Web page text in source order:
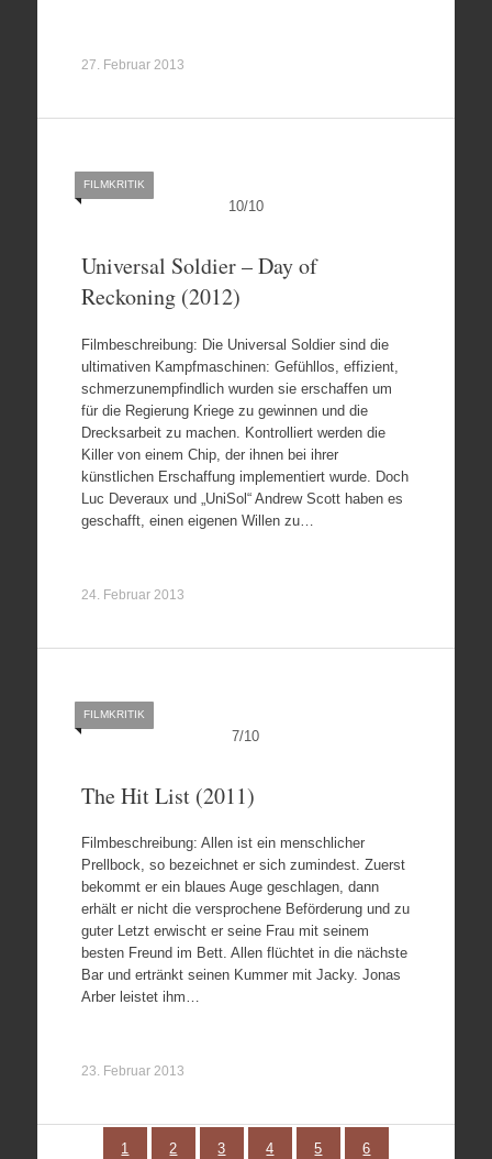
27. Februar 2013
10/10
FILMKRITIK
Universal Soldier – Day of
Reckoning (2012)
Filmbeschreibung: Die Universal Soldier sind die
ultimativen Kampfmaschinen: Gefühllos, effizient,
schmerzunempfindlich wurden sie erschaffen um
für die Regierung Kriege zu gewinnen und die
Drecksarbeit zu machen. Kontrolliert werden die
Killer von einem Chip, der ihnen bei ihrer
künstlichen Erschaffung implementiert wurde. Doch
Luc Deveraux und „UniSol“ Andrew Scott haben es
geschafft, einen eigenen Willen zu…
24. Februar 2013
7/10
FILMKRITIK
The Hit List (2011)
Filmbeschreibung: Allen ist ein menschlicher
Prellbock, so bezeichnet er sich zumindest. Zuerst
bekommt er ein blaues Auge geschlagen, dann
erhält er nicht die versprochene Beförderung und zu
guter Letzt erwischt er seine Frau mit seinem
besten Freund im Bett. Allen flüchtet in die nächste
Bar und ertränkt seinen Kummer mit Jacky. Jonas
Arber leistet ihm…
23. Februar 2013
1 2 3 4 5 6